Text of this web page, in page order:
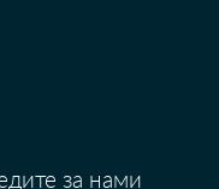
за нами